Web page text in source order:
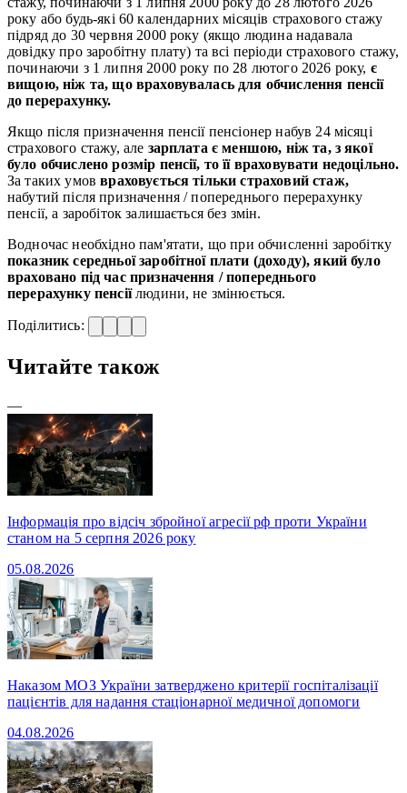
року або будь-які 60 календарних місяців страхового стажу
підряд до 30 червня 2000 року (якщо людина надавала
довідку про заробітну плату) та всі періоди страхового стажу,
починаючи з 1 липня 2000 року по 28 лютого 2026 року, є
вищою, ніж та, що враховувалась для обчислення пенсії
до перерахунку.
Якщо після призначення пенсії пенсіонер набув 24 місяці
страхового стажу, але зарплата є меншою, ніж та, з якої
було обчислено розмір пенсії, то її враховувати недоцільно.
За таких умоввраховується тільки страховий стаж,
набутий після призначення / попереднього перерахунку
пенсії, а заробіток залишається без змін.
Водночас необхідно пам'ятати, що при обчисленні заробітку
показник середньої заробітної плати (доходу), який було
враховано під час призначення / попереднього
перерахунку пенсіїлюдини, не змінюється.
Поділитись:
Читайте також
—
Інформація про відсіч збройної агресії рф проти України
станом на 5 серпня 2026 року
05.08.2026
Наказом МОЗ України затверджено критерії госпіталізації
пацієнтів для надання стаціонарної медичної допомоги
04.08.2026